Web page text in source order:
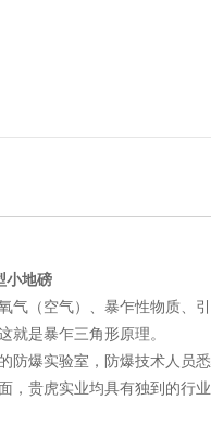
小地磅
气（空气）、暴乍性物质、
就是暴乍三角形原理。
防爆实验室，防爆技术人员
，贵虎实业均具有独到的行